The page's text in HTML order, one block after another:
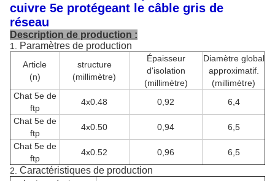
cuivre 5e protégeant le câble gris de
réseau
Description de production :
1. Paramètres de production
Article
(n)
structure
(millimètre)
Épaisseur
d'isolation
(millimètre)
Diamètre global
approximatif.
(millimètre)
Chat 5e de
ftp
4x0.48 0,92
6,4
Chat 5e de
ftp
4x0.50 0,94
6,5
Chat 5e de
ftp
4x0.52 0,96
6,5
2. Caractéristiques de production